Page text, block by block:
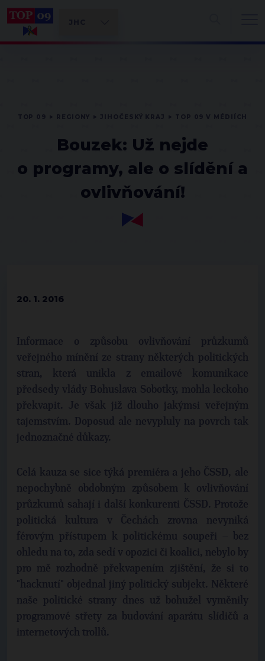
Bouzek: Už nejde
o programy, ale o slídění a
ovlivňování!
20. 1. 2016
Informace o způsobu ovlivňování průzkumů
veřejného mínění ze strany některých politických
stran, která unikla z emailové komunikace
předsedy vlády Bohuslava Sobotky, mohla leckoho
překvapit. Je však již dlouho jakýmsi veřejným
tajemstvím. Doposud ale nevypluly na povrch tak
jednoznačné důkazy.
Celá kauza se sice týká premiéra a jeho ČSSD, ale
nepochybně obdobným způsobem k ovlivňování
průzkumů sahají i další konkurenti ČSSD. Protože
politická kultura v Čechách zrovna nevyniká
férovým přístupem k politickému soupeři – bez
ohledu na to, zda sedí v opozici či koalici, nebylo by
pro mě rozhodně překvapením zjištění, že si to
"hacknutí" objednal jiný politický subjekt. Některé
naše politické strany dnes už bohužel vyměnily
programové střety za budování aparátu slídičů a
internetových trollů.